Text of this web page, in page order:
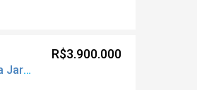
Cobertura Duplex – Condomínio Santa Mônica Jardins
R$3.900.000